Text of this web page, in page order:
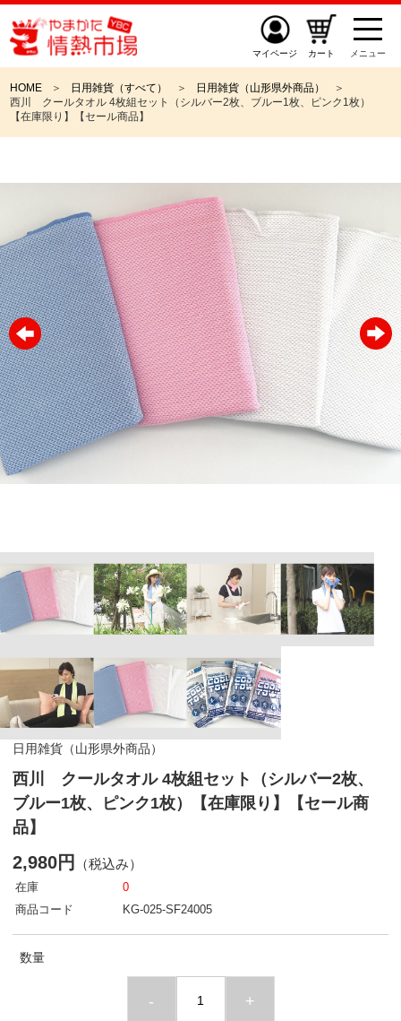
マイページ カート メニュー
HOME 日用雑貨（すべて）
日用雑貨（山形県外商品）
西川 クールタオル 4枚組セット（シルバー2枚、ブルー1枚、ピンク1枚）
【在庫限り】【セール商品】
日用雑貨（山形県外商品）
西川 クールタオル 4枚組セット（シルバー2枚、
ブルー1枚、ピンク1枚）【在庫限り】【セール商
品】
2,980円 （税込み）
在庫
0
商品コード
KG-025-SF24005
数量
- +